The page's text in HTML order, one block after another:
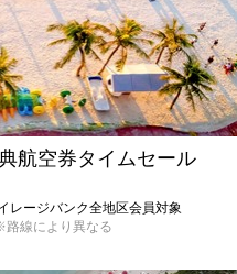
航空券タイムセール
レージバンク全地区会員対象
線により異なる